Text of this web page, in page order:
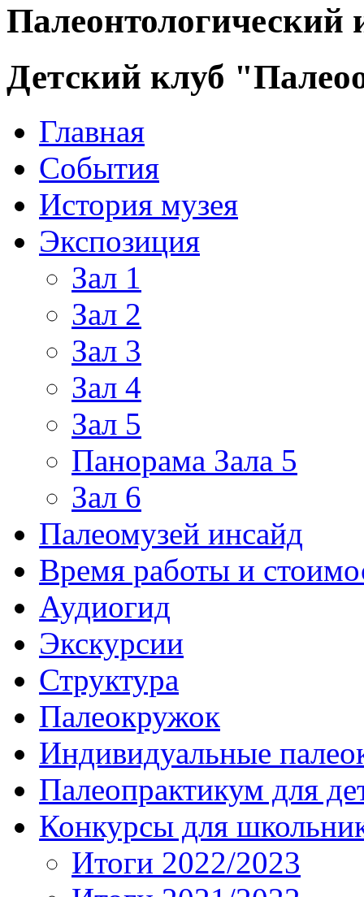
Палеонтологический
Детский клуб
Главная
События
История музея
Экспозиция
Зал 1
Зал 2
Зал 3
Зал 4
Зал 5
Панорама Зала 5
Зал 6
Палеомузей инсайд
Время работы и
Аудиогид
Экскурсии
Структура
Палеокружок
Индивидуальные
Палеопрактикум для
Конкурсы для
Итоги 2022/2023